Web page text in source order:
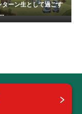
ターン生として過ごす